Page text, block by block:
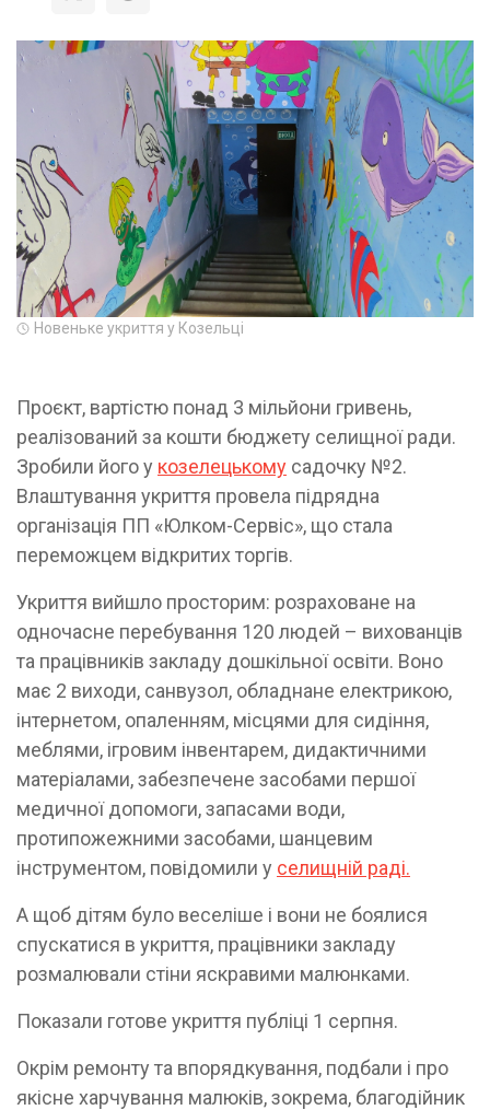
Новеньке укриття у Козельці
Проєкт, вартістю понад 3 мільйони гривень,
реалізований за кошти бюджету селищної ради.
Зробили його у козелецькому садочку №2.
Влаштування укриття провела підрядна
організація ПП «Юлком-Сервіс», що стала
переможцем відкритих торгів.
Укриття вийшло просторим: розраховане на
одночасне перебування 120 людей – вихованців
та працівників закладу дошкільної освіти. Воно
має 2 виходи, санвузол, обладнане електрикою,
інтернетом, опаленням, місцями для сидіння,
меблями, ігровим інвентарем, дидактичними
матеріалами, забезпечене засобами першої
медичної допомоги, запасами води,
протипожежними засобами, шанцевим
інструментом, повідомили у селищній раді.
А щоб дітям було веселіше і вони не боялися
спускатися в укриття, працівники закладу
розмалювали стіни яскравими малюнками.
Показали готове укриття публіці 1 серпня.
Окрім ремонту та впорядкування, подбали і про
якісне харчування малюків, зокрема, благодійник